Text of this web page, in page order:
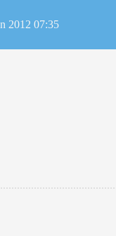
2012 07:35